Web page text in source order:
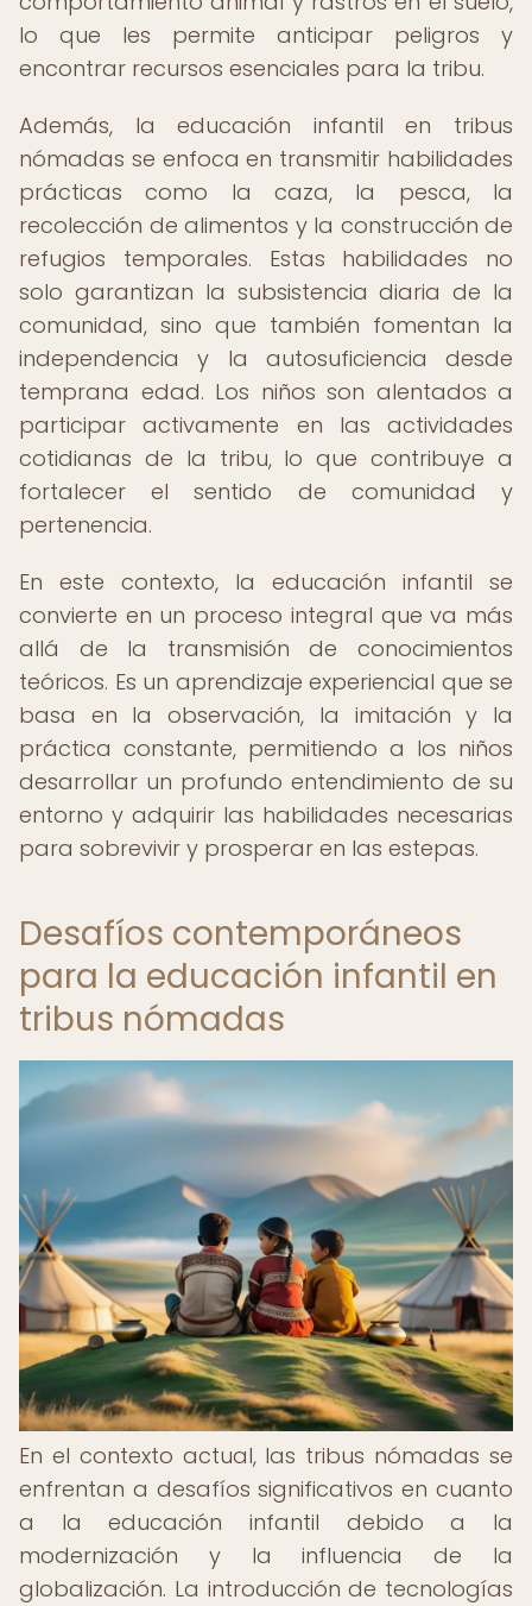
lo que les permite anticipar peligros y
encontrar recursos esenciales para la tribu.
Además, la educación infantil en tribus
nómadas se enfoca en transmitir habilidades
prácticas como la caza, la pesca, la
recolección de alimentos y la construcción de
refugios temporales. Estas habilidades no
solo garantizan la subsistencia diaria de la
comunidad, sino que también fomentan la
independencia y la autosuficiencia desde
temprana edad. Los niños son alentados a
participar activamente en las actividades
cotidianas de la tribu, lo que contribuye a
fortalecer el sentido de comunidad y
pertenencia.
En este contexto, la educación infantil se
convierte en un proceso integral que va más
allá de la transmisión de conocimientos
teóricos. Es un aprendizaje experiencial que se
basa en la observación, la imitación y la
práctica constante, permitiendo a los niños
desarrollar un profundo entendimiento de su
entorno y adquirir las habilidades necesarias
para sobrevivir y prosperar en las estepas.
Desafíos contemporáneos
para la educación infantil en
tribus nómadas
En el contexto actual, las tribus nómadas se
enfrentan a desafíos significativos en cuanto
a la educación infantil debido a la
modernización y la influencia de la
globalización. La introducción de tecnologías